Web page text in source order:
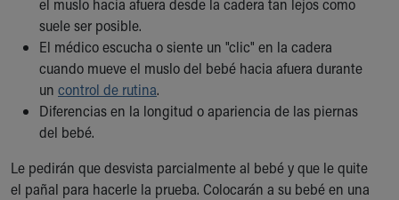
Inside Children's Blog
KidsHealth Topics
Family Library
Educational Resources
Injury Prevention
Medical Records
Skip to main content
el muslo hacia afuera desde la cadera tan lejos como
suele ser posible.
El médico escucha o siente un "clic" en la cadera
cuando mueve el muslo del bebé hacia afuera durante
un control de rutina.
Diferencias en la longitud o apariencia de las piernas
del bebé.
Le pedirán que desvista parcialmente al bebé y que le quite
el pañal para hacerle la prueba. Colocarán a su bebé en una